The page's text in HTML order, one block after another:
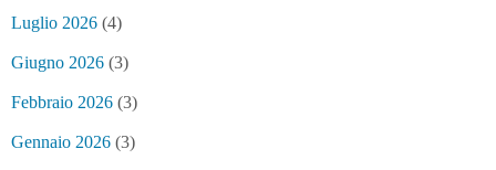
Luglio 2026 (4)
Giugno 2026 (3)
Febbraio 2026 (3)
Gennaio 2026 (3)